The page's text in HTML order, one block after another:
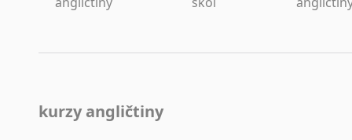
kurzy angličtiny